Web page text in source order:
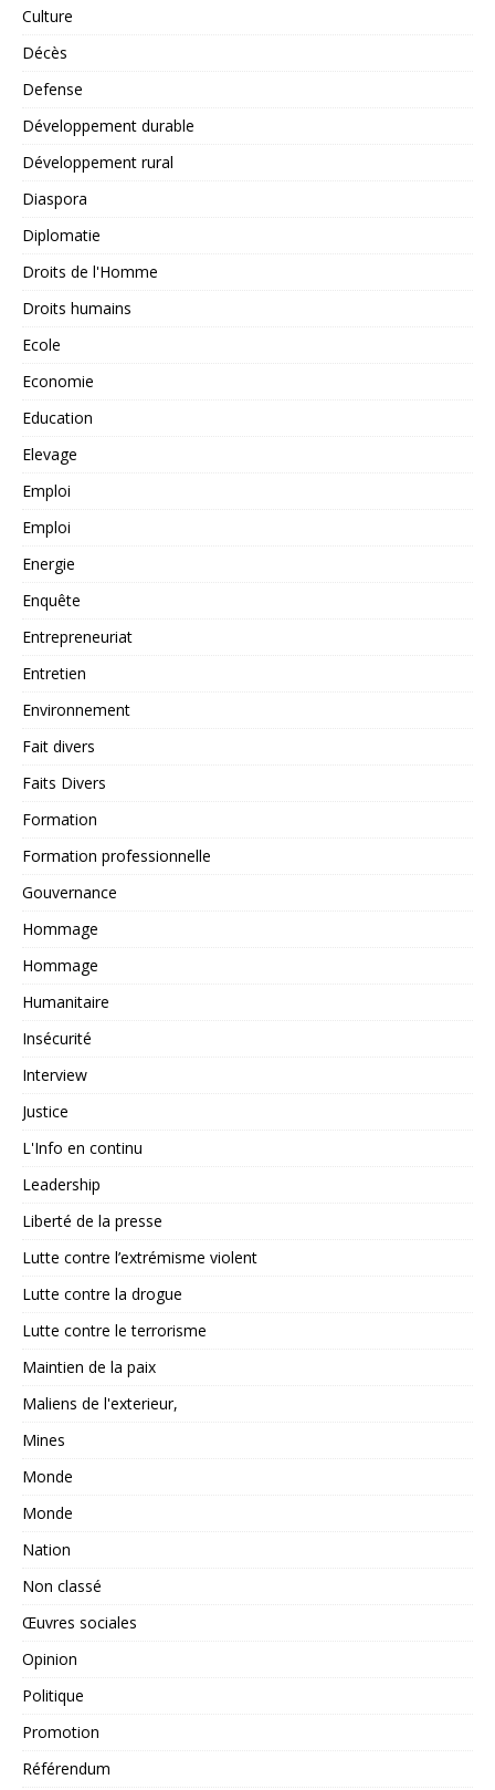
Culture
Décès
Defense
Développement durable
Développement rural
Diaspora
Diplomatie
Droits de l'Homme
Droits humains
Ecole
Economie
Education
Elevage
Emploi
Emploi
Energie
Enquête
Entrepreneuriat
Entretien
Environnement
Fait divers
Faits Divers
Formation
Formation professionnelle
Gouvernance
Hommage
Hommage
Humanitaire
Insécurité
Interview
Justice
L'Info en continu
Leadership
Liberté de la presse
Lutte contre l’extrémisme violent
Lutte contre la drogue
Lutte contre le terrorisme
Maintien de la paix
Maliens de l'exterieur,
Mines
Monde
Monde
Nation
Non classé
Œuvres sociales
Opinion
Politique
Promotion
Référendum